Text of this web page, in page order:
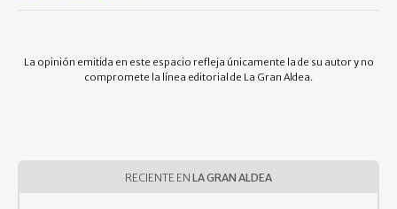
La opinión emitida en este espacio refleja únicamente la de su autor y no
compromete la línea editorial de La Gran Aldea.
RECIENTE EN LA GRAN ALDEA